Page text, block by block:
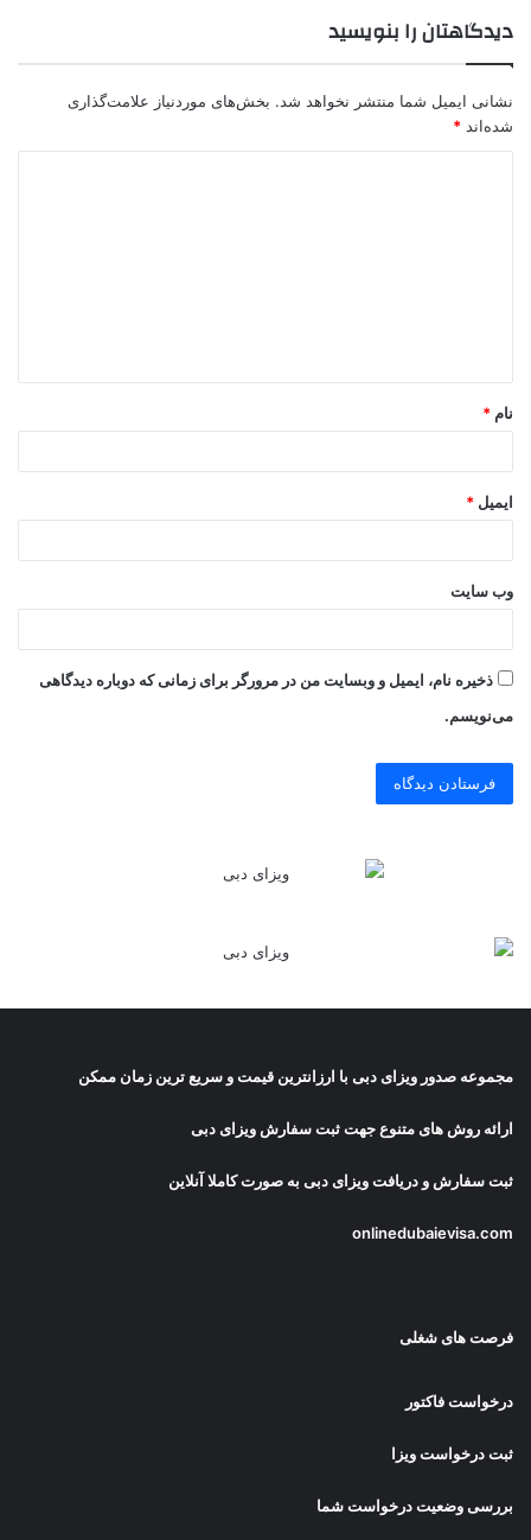
دیدگاهتان را بنویسید
نشانی ایمیل شما منتشر نخواهد شد. بخش‌های موردنیاز علامت‌گذاری
شده‌اند *
*
نام *
ایمیل *
وب‌ سایت
ذخیره نام، ایمیل و وبسایت من در مرورگر برای زمانی که دوباره دیدگاهی
می‌نویسم.
مجموعه صدور ویزای دبی با ارزانترین قیمت و سریع ترین زمان ممکن
ارائه روش های متنوع جهت ثبت سفارش ویزای دبی
ثبت سفارش و دریافتویزای دبی به صورت کاملا آنلاین
onlinedubaievisa.com
فرصت های شغلی
درخواست فاکتور
ثبت درخواست ویزا
بررسی وضعیت درخواست شما